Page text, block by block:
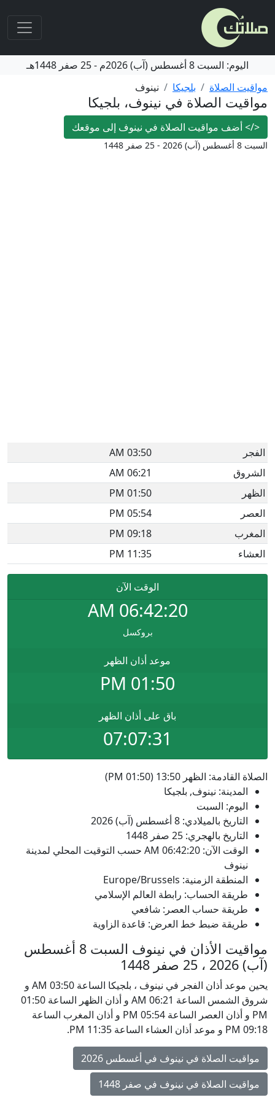
اليوم: السبت 8 أغسطس (آب) 2026م -25 صفر 1448هـ
مواقيت الصلاة
بلجيكا نينوف
مواقيت الصلاة في نينوف، بلجيكا
</>أضف مواقيت الصلاة في نينوف إلى موقعك
السبت 8 أغسطس (آب) 2026 - 25 صفر 1448
الفجر
03:50 AM
الشروق
06:21 AM
الظهر
01:50 PM
العصر
05:54 PM
المغرب
09:18 PM
العشاء
11:35 PM
الوقت الآن
06:42:20
AM
بروكسل
موعد أذان الظهر
01:50 PM
باق على أذان الظهر
07:07:31
الصلاة القادمة: الظهر 13:50 (01:50 PM)
المدينة: نينوف, بلجيكا
اليوم: السبت
التاريخ بالميلادي: 8 أغسطس (آب) 2026
التاريخ بالهجري: 25 صفر 1448
الوقت الآن: 06:42:20
AM حسب التوقيت المحلي لمدينة
نينوف
المنطقة الزمنية: Europe/Brussels
طريقة الحساب: رابطة العالم الإسلامي
طريقة حساب العصر: شافعي
طريقة ضبط خط العرض: قاعدة الزاوية
مواقيت الأذان في نينوف السبت 8 أغسطس
(آب) 2026 ، 25 صفر 1448
يحين موعد أذان الفجر في نينوف ، بلجيكا الساعة 03:50 AM و
شروق الشمس الساعة 06:21 AM و أذان الظهر الساعة 01:50
PM و أذان العصر الساعة 05:54 PM و أذان المغرب الساعة
09:18 PM و موعد أذان العشاء الساعة 11:35 PM.
مواقيت الصلاة في نينوف في أغسطس 2026
مواقيت الصلاة في نينوف في صفر 1448